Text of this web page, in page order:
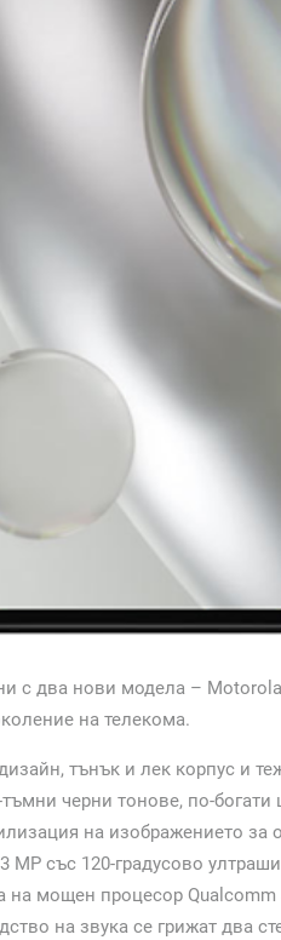
с два нови модела –
на телекома.
тънък и лек корпус и
черни тонове, по-
на изображението
МР със 120-градусово
мощен процесор Qualcomm
на звука се грижат два